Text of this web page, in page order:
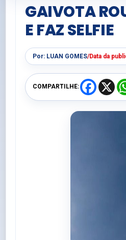
GAIVOTA
E FAZ SELFIE
Por: LUAN GOMES/Data da
COMPARTILHE:
F
a
c
X